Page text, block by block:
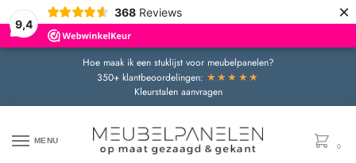
9,4
368 Reviews ×
Hoe maak ik een stuklijst voor meubelpanelen?
350+ klantbeoordelingen: ★★★★★
Kleurstalen aanvragen
MENU
0